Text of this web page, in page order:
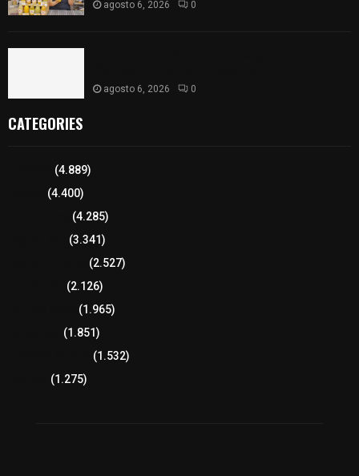
agosto 6, 2026 0
agosto 6, 2026 0
CATEGORIES
(4.889)
(4.400)
(4.285)
(3.341)
(2.527)
(2.126)
(1.965)
(1.851)
(1.532)
(1.275)